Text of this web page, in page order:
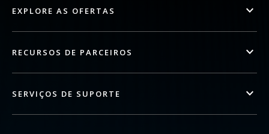
EXPLORE AS OFERTAS
RECURSOS DE PARCEIROS
SERVIÇOS DE SUPORTE